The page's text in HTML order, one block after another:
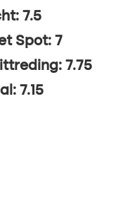
7.5
Spot: 7
7.75
7.15